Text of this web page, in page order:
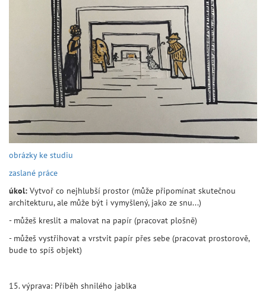
obrázky ke studiu
zaslané práce
úkol: Vytvoř co nejhlubší prostor (může připomínat skutečnou
architekturu, ale může být i vymyšlený, jako ze snu...)
- můžeš kreslit a malovat na papír (pracovat plošně)
- můžeš vystřihovat a vrstvit papír přes sebe (pracovat prostorově,
bude to spíš objekt)
15. výprava: Příběh shnilého jablka